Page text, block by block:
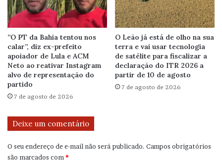
”O PT da Bahia tentou nos
calar”, diz ex-prefeito
apoiador de Lula e ACM
Neto ao reativar Instagram
alvo de representação do
partido
7 de agosto de 2026
O Leão já está de olho na sua
terra e vai usar tecnologia
de satélite para fiscalizar a
declaração do ITR 2026 a
partir de 10 de agosto
7 de agosto de 2026
Deixe um comentário
O seu endereço de e-mail não será publicado. Campos obrigatórios
são marcados com *